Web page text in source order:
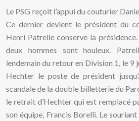
Le PSG reçoit l’appui du couturier
Ce dernier devient le président du
Henri Patrelle conserve la
deux hommes sont houleux.
lendemain du retour en Division 1, le 9
Hechter le poste de président
scandale de la double billetterie du
le retrait d’Hechter qui est remplacé
son équipe, Francis Borelli. Le